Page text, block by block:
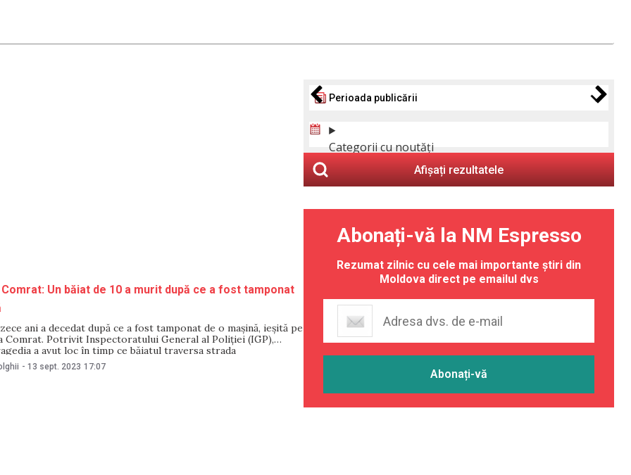
Un băiat de 10 a murit după ce a fost tamponat
ani a decedat după ce a fost tamponat de o mașină, ieșită pe
Comrat. Potrivit Inspectoratului General al Poliției (IGP),
a avut loc în timp ce băiatul traversa strada
Cazul a avut loc în urmă cu două ore. „La fața locului
- 13 sept. 2023 17:07
Perioada publicării
Categorii cu noutăți
Afișați rezultatele
Abonați-vă la NM Espresso
Rezumat zilnic cu cele mai importante știri din
Moldova direct pe emailul dvs